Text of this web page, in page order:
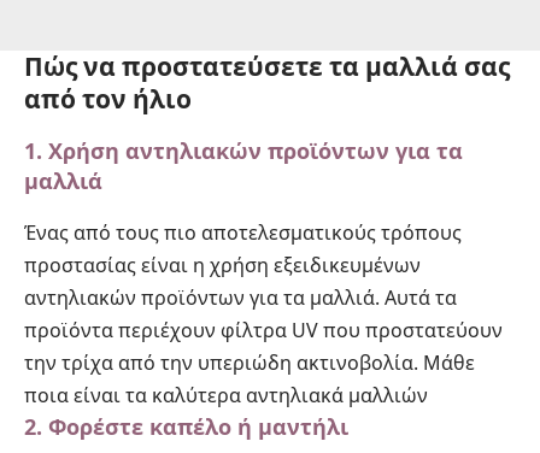
Πώς να προστατεύσετε τα μαλλιά σας
από τον ήλιο
1. Χρήση αντηλιακών προϊόντων για τα
μαλλιά
Ένας από τους πιο αποτελεσματικούς τρόπους
προστασίας είναι η χρήση εξειδικευμένων
αντηλιακών προϊόντων για τα μαλλιά. Αυτά τα
προϊόντα περιέχουν φίλτρα UV που προστατεύουν
την τρίχα από την υπεριώδη ακτινοβολία. Μάθε
ποια είναι τα καλύτερα αντηλιακά μαλλιών
2. Φορέστε καπέλο ή μαντήλι